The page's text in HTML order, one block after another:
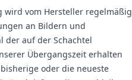
wird vom Hersteller regelmäßig
an Bildern und
der auf der Schachtel
Übergangszeit erhalten
oder die neueste